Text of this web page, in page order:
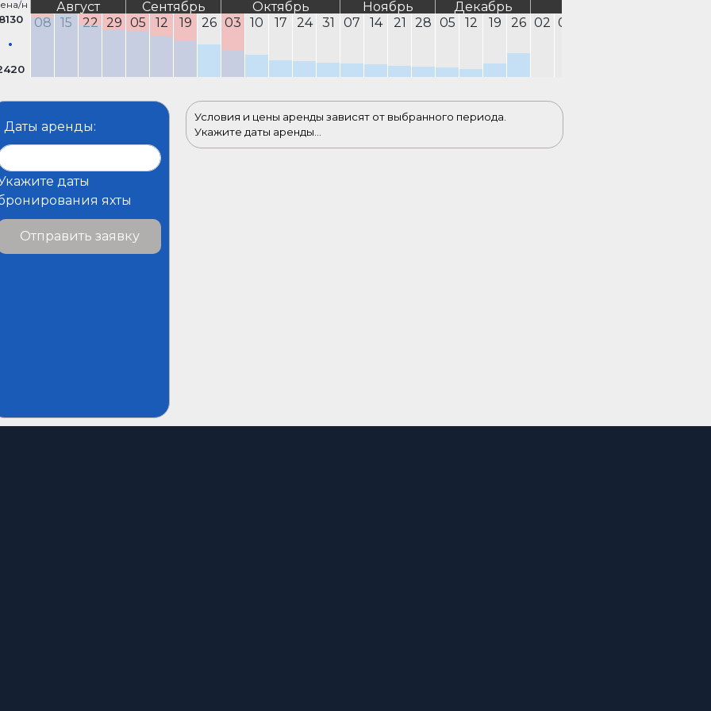
н Август Сентябрь Октябрь Ноябрь Декабрь
08
15 22 29 05 12 19 26 03 10 17 24 31 07 14 21 28 05 12 19 26 02 09
Даты аренды:
даты
яхты
Отправить заявку
Условия и цены аренды зависят от выбранного периода.
Укажите даты аренды...